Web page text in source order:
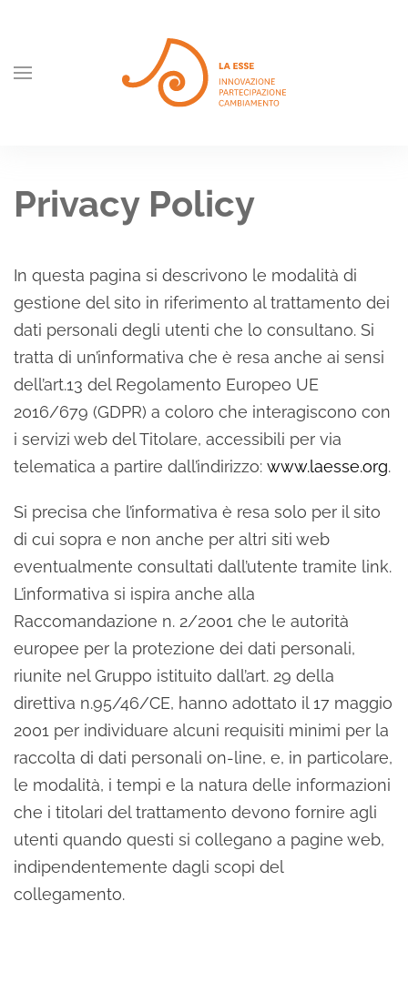
Skip to main content
Privacy Policy
In questa pagina si descrivono le modalità di
gestione del sito in riferimento al trattamento dei
dati personali degli utenti che lo consultano. Si
tratta di un’informativa che è resa anche ai sensi
dell’art.13 del Regolamento Europeo UE
2016/679 (GDPR) a coloro che interagiscono con
i servizi web del Titolare, accessibili per via
telematica a partire dall’indirizzo: www.laesse.org.
Si precisa che l’informativa è resa solo per il sito
di cui sopra e non anche per altri siti web
eventualmente consultati dall’utente tramite link.
L’informativa si ispira anche alla
Raccomandazione n. 2/2001 che le autorità
europee per la protezione dei dati personali,
riunite nel Gruppo istituito dall’art. 29 della
direttiva n.95/46/CE, hanno adottato il 17 maggio
2001 per individuare alcuni requisiti minimi per la
raccolta di dati personali on-line, e, in particolare,
le modalità, i tempi e la natura delle informazioni
che i titolari del trattamento devono fornire agli
utenti quando questi si collegano a pagine web,
indipendentemente dagli scopi del
collegamento.